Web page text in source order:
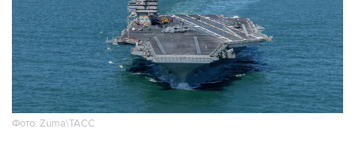
Фото: Zuma\ТАСС